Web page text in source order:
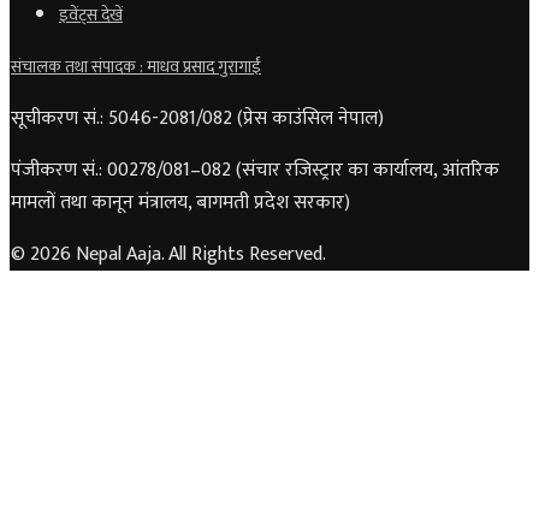
इवेंट्स देखें
संचालक तथा संपादक : माधव प्रसाद गुरागाईं
सूचीकरण सं.: 5046-2081/082 (प्रेस काउंसिल नेपाल)
पंजीकरण सं.: 00278/081–082 (संचार रजिस्ट्रार का कार्यालय, आंतरिक
मामलों तथा कानून मंत्रालय, बागमती प्रदेश सरकार)
© 2026 Nepal Aaja. All Rights Reserved.